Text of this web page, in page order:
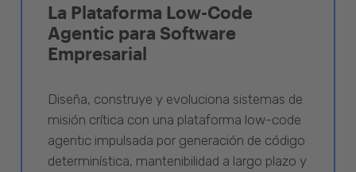
La Plataforma Low-Code
Agentic para Software
Empresarial
Diseña, construye y evoluciona sistemas de
misión crítica con una plataforma low-code
agentic impulsada por generación de código
determinística, mantenibilidad a largo plazo y